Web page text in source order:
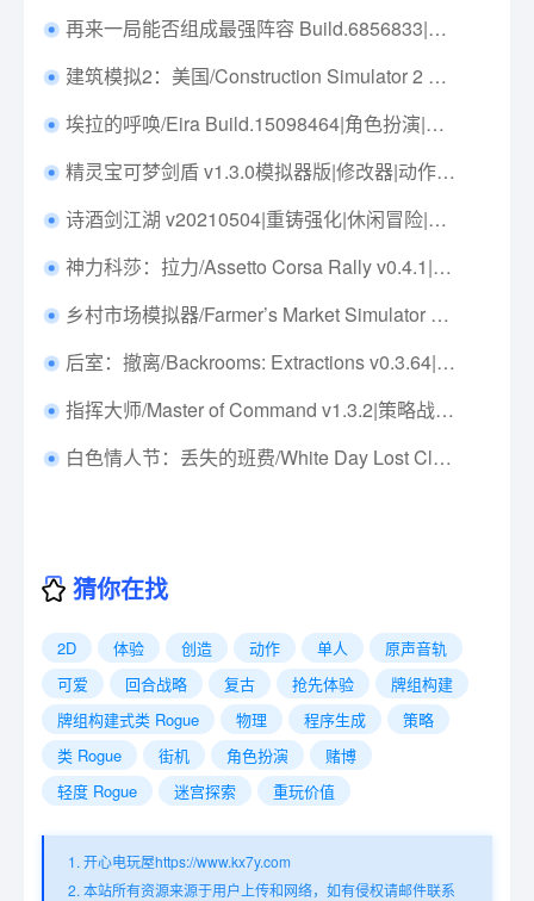
再来一局能否组成最强阵容 Build.6856833|策略模拟|容量67MB|免安装绿色中文版|支持键盘.鼠标
建筑模拟2：美国/Construction Simulator 2 US – Pocket Edition v2.0.0.1|模拟经营|容量2.1GB|免安装绿色中文版|支持键盘.鼠标.手柄
埃拉的呼唤/Eira Build.15098464|角色扮演|容量3.9GB|免安装绿色中文版|支持键盘.鼠标.手柄
精灵宝可梦剑盾 v1.3.0模拟器版|修改器|动作冒险|容量26.3GB|免安装绿色中文版|支持键盘.鼠标.手柄
诗酒剑江湖 v20210504|重铸强化|休闲冒险|容量760MB|中文免安装|解压即玩|支持键盘.鼠标
神力科莎：拉力/Assetto Corsa Rally v0.4.1|体育竞速|容量20.2GB|免安装绿色中文版|支持键盘.鼠标.手柄
乡村市场模拟器/Farmer’s Market Simulator Build.21106031|模拟经营|容量498MB|免安装绿色中文版|支持键盘.鼠标
后室：撤离/Backrooms: Extractions v0.3.64|恐怖冒险|容量8.4G|免安装绿色中文版|支持键盘.鼠标.手柄
指挥大师/Master of Command v1.3.2|策略战棋|容量6.8GB|免安装绿色中文版|支持键盘.鼠标
白色情人节：丢失的班费/White Day Lost Class Funds Build.18081339|角色扮演|容量883MB|免安装绿色中文版|支持键盘.鼠标
猜你在找
2D 体验 创造 动作 单人
原声音轨
可爱
回合战略 复古 抢先体验
牌组构建
牌组构建式类 Rogue
物理 程序生成
策略
类 Rogue
街机 角色扮演
赌博
轻度 Rogue
迷宫探索 重玩价值
1. 开心电玩屋https://www.kx7y.com
2. 本站所有资源来源于用户上传和网络，如有侵权请邮件联系